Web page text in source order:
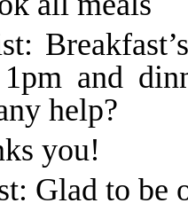
and
help?
you!
Glad to be